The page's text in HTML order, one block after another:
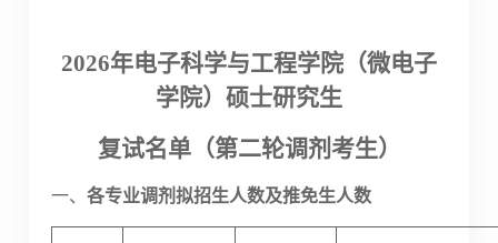
2026年电子科学与工程学院（微电子
学院）硕士研究生
复试名单（第二轮调剂考生）
一、各专业调剂拟招生人数及推免生人数